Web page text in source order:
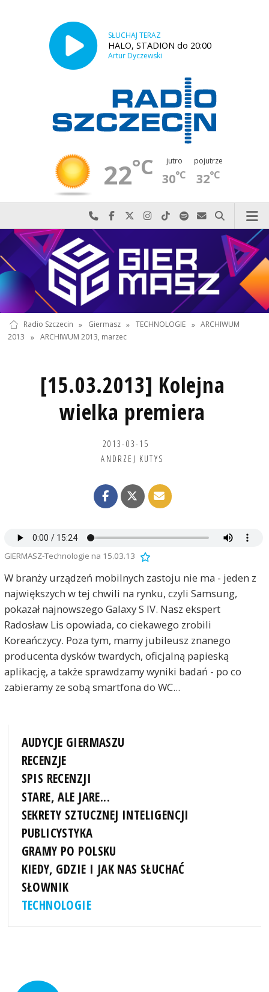
SŁUCHAJ TERAZ
HALO, STADION do 20:00
Artur Dyczewski
22°C jutro
30°C
pojutrze
32°C
Najlepiej po prostu do nas zadzwoń
Odwiedź nas na Facebook-u
Odwiedź nas na X
Odwiedź nas na Instagram-ie
Odwiedź nas na TikTok-u
Szukaj nas na Spotify
Wyślij do nas
Szukaj
Radio Szczecin » Giermasz » TECHNOLOGIE » ARCHIWUM
2013
» ARCHIWUM 2013, marzec
[15.03.2013] Kolejna
wielka premiera
2013-03-15
ANDRZEJ KUTYS
GIERMASZ-Technologie na 15.03.13
W branży urządzeń mobilnych zastoju nie ma - jeden z
największych w tej chwili na rynku, czyli Samsung,
pokazał najnowszego Galaxy S IV. Nasz ekspert
Radosław Lis opowiada, co ciekawego zrobili
Koreańczycy. Poza tym, mamy jubileusz znanego
producenta dysków twardych, oficjalną papieską
aplikację, a także sprawdzamy wyniki badań - po co
zabieramy ze sobą smartfona do WC...
AUDYCJE GIERMASZU
RECENZJE
SPIS RECENZJI
STARE, ALE JARE...
SEKRETY SZTUCZNEJ INTELIGENCJI
PUBLICYSTYKA
GRAMY PO POLSKU
KIEDY, GDZIE I JAK NAS SŁUCHAĆ
SŁOWNIK
TECHNOLOGIE